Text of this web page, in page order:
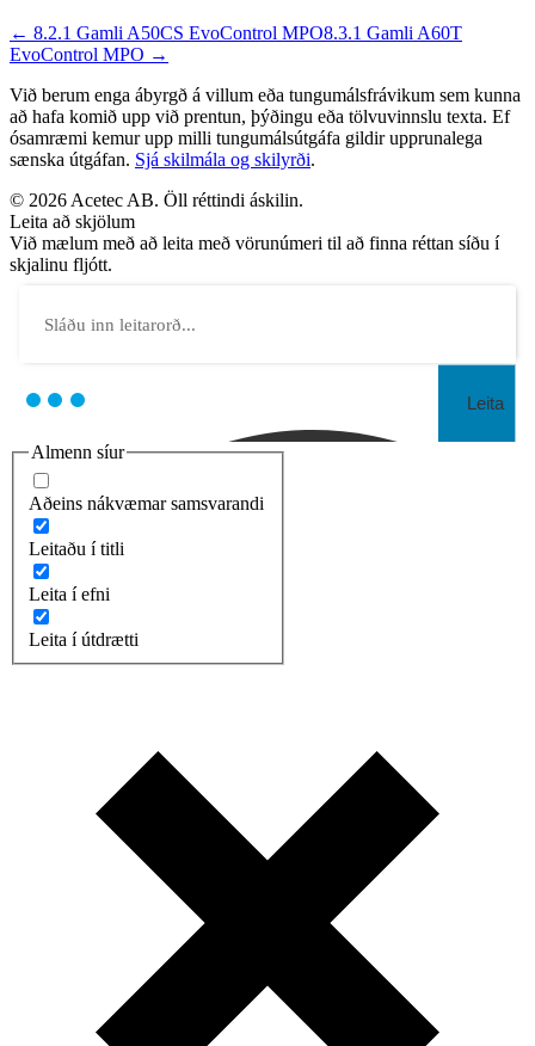
← 8.2.1 Gamli A50CS EvoControl MPO8.3.1 Gamli A60T
EvoControl MPO →
Við berum enga ábyrgð á villum eða tungumálsfrávikum sem kunna
að hafa komið upp við prentun, þýðingu eða tölvuvinnslu texta. Ef
ósamræmi kemur upp milli tungumálsútgáfa gildir upprunalega
sænska útgáfan. Sjá skilmála og skilyrði.
© 2026 Acetec AB. Öll réttindi áskilin.
Leita að skjölum
Við mælum með að leita með vörunúmeri til að finna réttan síðu í
skjalinu fljótt.
Leita
Almenn síur
Aðeins nákvæmar samsvarandi
Leitaðu í titli
Leita í efni
Leita í útdrætti